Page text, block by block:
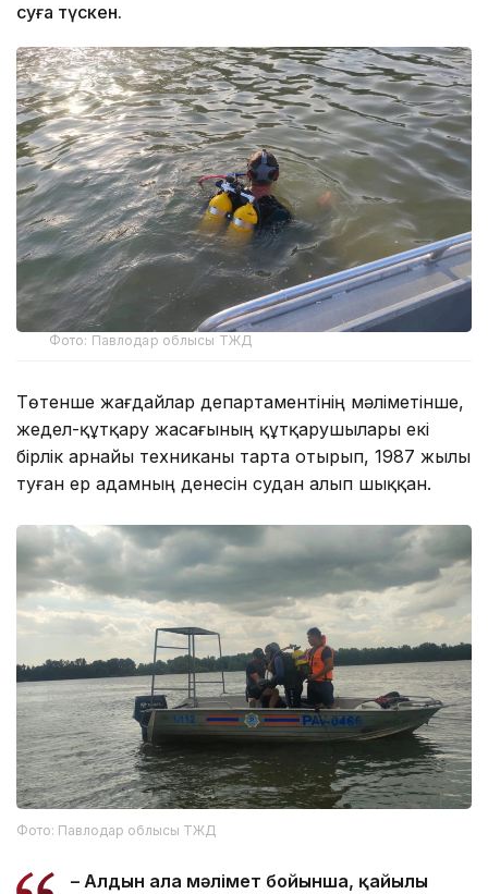
суға түскен.
Фото: Павлодар облысы ТЖД
Төтенше жағдайлар департаментінің мәліметінше,
жедел-құтқару жасағының құтқарушылары екі
бірлік арнайы техниканы тарта отырып, 1987 жылы
туған ер адамның денесін судан алып шыққан.
Фото: Павлодар облысы ТЖД
– Алдын ала мәлімет бойынша, қайғылы